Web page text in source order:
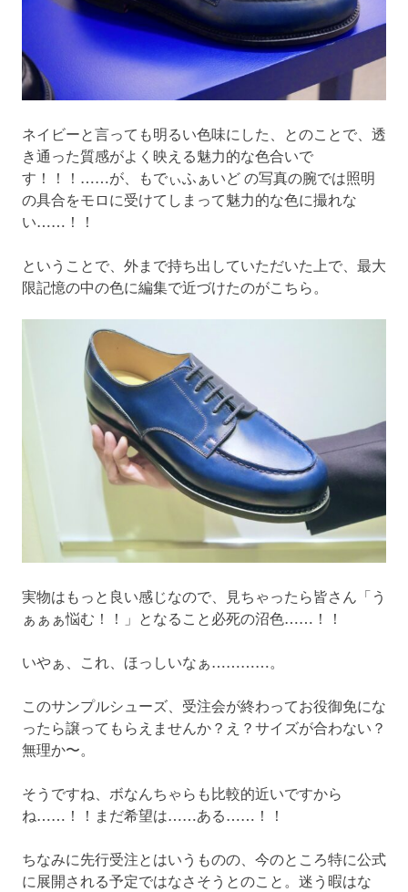
ネイビーと言っても明るい色味にした、とのことで、透
き通った質感がよく映える魅力的な色合いで
す！！！……が、もでぃふぁいど の写真の腕では照明
の具合をモロに受けてしまって魅力的な色に撮れな
い……！！
ということで、外まで持ち出していただいた上で、最大
限記憶の中の色に編集で近づけたのがこちら。
実物はもっと良い感じなので、見ちゃったら皆さん「う
ぁぁぁ悩む！！」となること必死の沼色……！！
いやぁ、これ、ほっしいなぁ…………。
このサンプルシューズ、受注会が終わってお役御免にな
ったら譲ってもらえませんか？え？サイズが合わない？
無理か〜。
そうですね、ボなんちゃらも比較的近いですから
ね……！！まだ希望は……ある……！！
ちなみに先行受注とはいうものの、今のところ特に公式
に展開される予定ではなさそうとのこと。迷う暇はな